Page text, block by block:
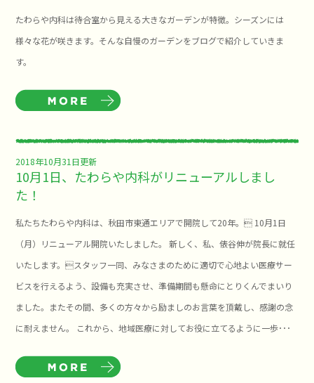
たわらや内科は待合室から見える大きなガーデンが特徴。シーズンには
様々な花が咲きます。そんな自慢のガーデンをブログで紹介していきま
す。
2018年10月31日更新
10月1日、たわらや内科がリニューアルしまし
た！
私たちたわらや内科は、秋田市東通エリアで開院して20年。 10月1日
（月）リニューアル開院いたしました。 新しく、私、俵谷伸が院長に就任
いたします。スタッフ一同、みなさまのために適切で心地よい医療サー
ビスを行えるよう、設備も充実させ、準備期間も懸命にとりくんでまいり
ました。またその間、多くの方々から励ましのお言葉を頂戴し、感謝の念
に耐えません。 これから、地域医療に対してお役に立てるように一歩･･･